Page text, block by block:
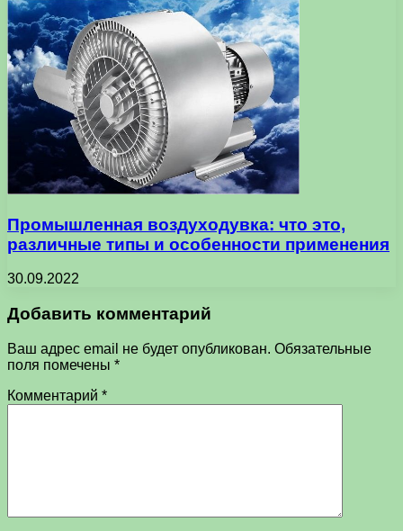
Промышленная воздуходувка: что это,
различные типы и особенности применения
30.09.2022
Добавить комментарий
Ваш адрес email не будет опубликован. Обязательные
поля помечены *
Комментарий *